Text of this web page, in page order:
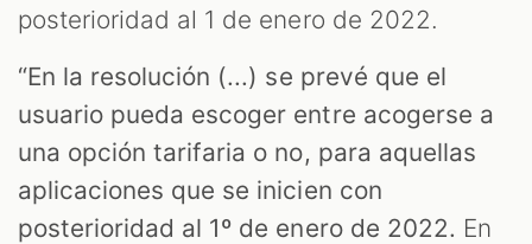
posterioridad al 1 de enero de 2022.
“En la resolución (...) se prevé que el
usuario pueda escoger entre acogerse a
una opción tarifaria o no, para aquellas
aplicaciones que se inicien con
posterioridad al 1º de enero de 2022. En